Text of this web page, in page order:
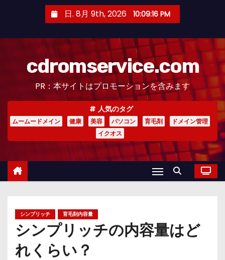
日. 8月 9th, 2026 10:09:16 PM
cdromservice.com
PR：本サイトはプロモーションを含みます
人気のタグ
ムームードメイン 健康 美容 パソコン 育毛剤
ドメイン管理
イクオス
シンプリッチ 育毛剤内容量
シンプリッチの内容量はど
れくらい？